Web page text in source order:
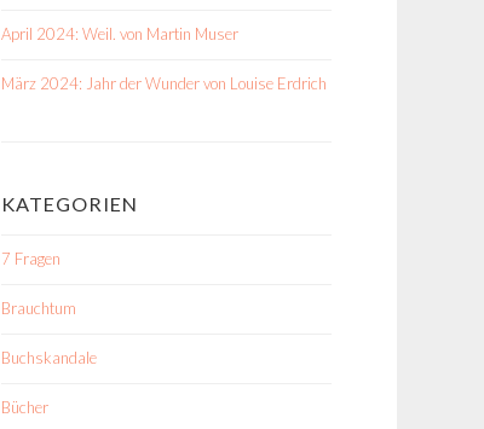
April 2024: Weil. von Martin Muser
März 2024: Jahr der Wunder von Louise Erdrich
KATEGORIEN
7 Fragen
Brauchtum
Buchskandale
Bücher